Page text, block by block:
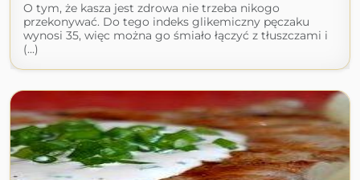
O tym, że kasza jest zdrowa nie trzeba nikogo
przekonywać. Do tego indeks glikemiczny pęczaku
wynosi 35, więc można go śmiało łączyć z tłuszczami i
(...)